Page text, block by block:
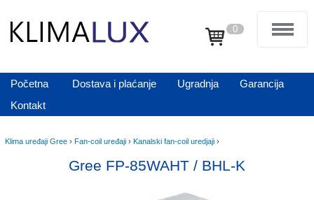
0
Početna Dostava i plaćanje Ugradnja
Garancija
Kontakt
Klima uređaji Gree › Fan-coil uređaji › Kanalski fan-coil uredjaji ›
Gree FP-85WAHT / BHL-K